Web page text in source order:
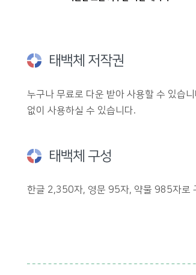
태백체 저작권
누구나 무료로 다운 받아 사용할 수 있습
없이 사용하실 수 있습니다.
태백체 구성
한글 2,350자, 영문 95자, 약물 985자로